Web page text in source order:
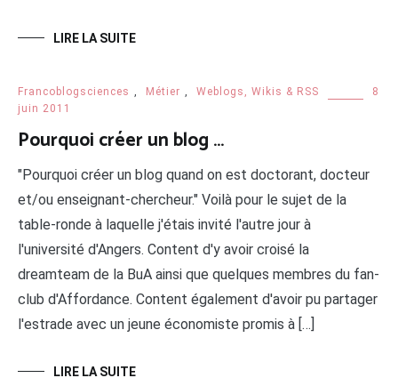
LIRE LA SUITE
Francoblogsciences Métier Weblogs, Wikis & RSS
8
juin 2011
Pourquoi créer un blog …
"Pourquoi créer un blog quand on est doctorant, docteur
et/ou enseignant-chercheur." Voilà pour le sujet de la
table-ronde à laquelle j'étais invité l'autre jour à
l'université d'Angers. Content d'y avoir croisé la
dreamteam de la BuA ainsi que quelques membres du fan-
club d'Affordance. Content également d'avoir pu partager
l'estrade avec un jeune économiste promis à […]
LIRE LA SUITE